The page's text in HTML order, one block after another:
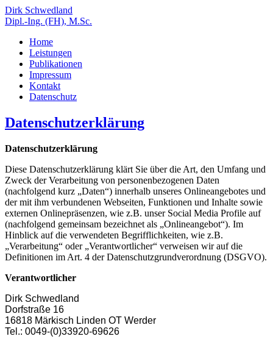
Dirk Schwedland
Dipl.-Ing. (FH), M.Sc.
Home
Leistungen
Publikationen
Impressum
Kontakt
Datenschutz
Datenschutzerklärung
Datenschutzerklärung
Diese Datenschutzerklärung klärt Sie über die Art, den Umfang und
Zweck der Verarbeitung von personenbezogenen Daten
(nachfolgend kurz „Daten“) innerhalb unseres Onlineangebotes und
der mit ihm verbundenen Webseiten, Funktionen und Inhalte sowie
externen Onlinepräsenzen, wie z.B. unser Social Media Profile auf
(nachfolgend gemeinsam bezeichnet als „Onlineangebot“). Im
Hinblick auf die verwendeten Begrifflichkeiten, wie z.B.
„Verarbeitung“ oder „Verantwortlicher“ verweisen wir auf die
Definitionen im Art. 4 der Datenschutzgrundverordnung (DSGVO).
Verantwortlicher
Dirk Schwedland
Dorfstraße 16
16818 Märkisch Linden OT Werder
Tel.: 0049-(0)33920-69626